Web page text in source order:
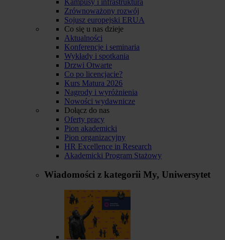
Zrównoważony rozwój
Sojusz europejski ERUA
Co się u nas dzieje
Aktualności
Konferencje i seminaria
Wykłady i spotkania
Drzwi Otwarte
Co po licencjacie?
Kurs Matura 2026
Nagrody i wyróżnienia
Nowości wydawnicze
Dołącz do nas
Oferty pracy
Pion akademicki
Pion organizacyjny
HR Excellence in Research
Akademicki Program Stażowy
Wiadomości z kategorii My, Uniwersytet